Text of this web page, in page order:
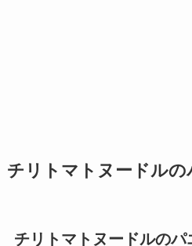
チリトマトヌードル
チリトマトヌードルのパ